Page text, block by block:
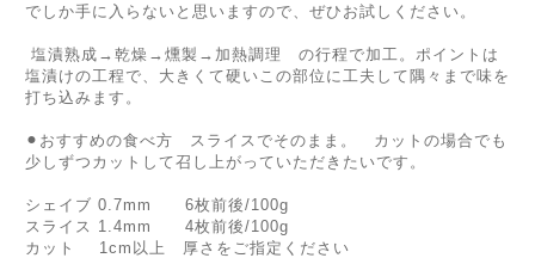
でしか手に入らないと思いますので、ぜひお試しください。
塩漬熟成→乾燥→燻製→加熱調理 の行程で加工。ポイントは
塩漬けの工程で、大きくて硬いこの部位に工夫して隅々まで味を
打ち込みます。
⚫︎おすすめの食べ方 スライスでそのまま。 カットの場合でも
少しずつカットして召し上がっていただきたいです。
シェイブ 0.7mm 6枚前後/100g
スライス 1.4mm 4枚前後/100g
カット 1cm以上 厚さをご指定ください